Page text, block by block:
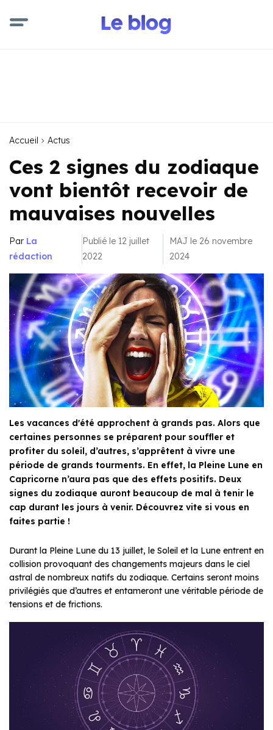
Accueil Actus
Ces 2 signes du zodiaque
vont bientôt recevoir de
mauvaises nouvelles
Par La
rédaction
Publié le 12 juillet
2022
MAJ le 26 novembre
2024
Les vacances d'été approchent à grands pas. Alors que
certaines personnes se préparent pour souffler et
profiter du soleil, d’autres, s’apprêtent à vivre une
période de grands tourments. En effet, la Pleine Lune en
Capricorne n’aura pas que des effets positifs. Deux
signes du zodiaque auront beaucoup de mal à tenir le
cap durant les jours à venir. Découvrez vite si vous en
faites partie !
Durant la Pleine Lune du 13 juillet, le Soleil et la Lune entrent en
collision provoquant des changements majeurs dans le ciel
astral de nombreux natifs du zodiaque. Certains seront moins
privilégiés que d’autres et entameront une véritable période de
tensions et de frictions.